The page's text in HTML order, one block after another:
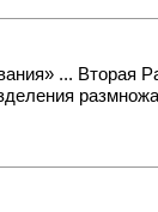
... Вторая